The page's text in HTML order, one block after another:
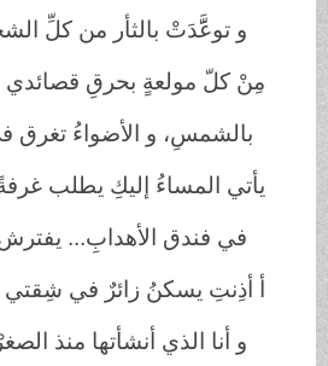
و توعََّدَتْ بالثأر من كلِّ الشجرْ
مِنْ كلّ مولعةٍ بحرقِ قصائدي
بالشمسِ، و الأضواءُ تغرق في
يأتي المساءُ إليكِ يطلب غرفةً
في فندق الأهدابِ... يفترش
أ أذِنتِ يسكنُ زائرٌ في شِقتي
و أنا الذي أنشأتها منذ الصغرْ؟!